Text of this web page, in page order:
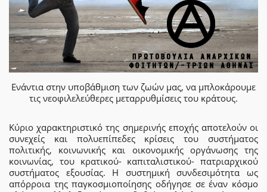
Ενάντια στην υποβάθμιση των ζωών μας, να μπλοκάρουμε
τις νεοφιλελεύθερες μεταρρυθμίσεις του κράτους.
Κύριο χαρακτηριστικό της σημερινής εποχής αποτελούν οι
συνεχείς και πολυεπίπεδες κρίσεις του συστήματος
πολιτικής, κοινωνικής και οικονομικής οργάνωσης της
κοινωνίας, του κρατικού- καπιταλιστικού- πατριαρχικού
συστήματος εξουσίας. Η συστημική συνδεσιμότητα ως
απόρροια της παγκοσμιοποίησης οδήγησε σε έναν κόσμο